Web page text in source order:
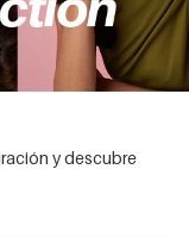
y descubre